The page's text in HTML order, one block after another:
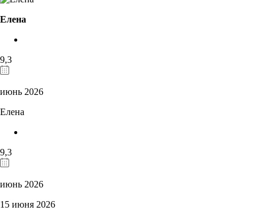
Елена
9,3
июнь 2026
Елена
9,3
июнь 2026
15 июня 2026